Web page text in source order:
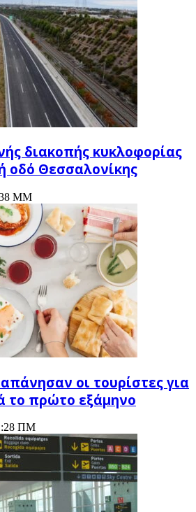
διακοπής κυκλοφορίας
οδό Θεσσαλονίκης
ΜΜ
οι τουρίστες για
το πρώτο εξάμηνο
ΠΜ